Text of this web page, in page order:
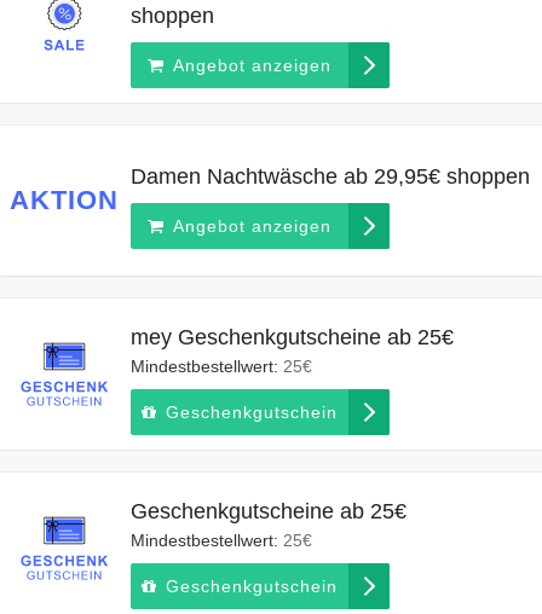
shoppen
Angebot anzeigen
AKTION
Damen Nachtwäsche ab 29,95€ shoppen
Angebot anzeigen
mey Geschenkgutscheine ab 25€
Mindestbestellwert: 25€
Geschenkgutschein
Geschenkgutscheine ab 25€
Mindestbestellwert: 25€
Geschenkgutschein